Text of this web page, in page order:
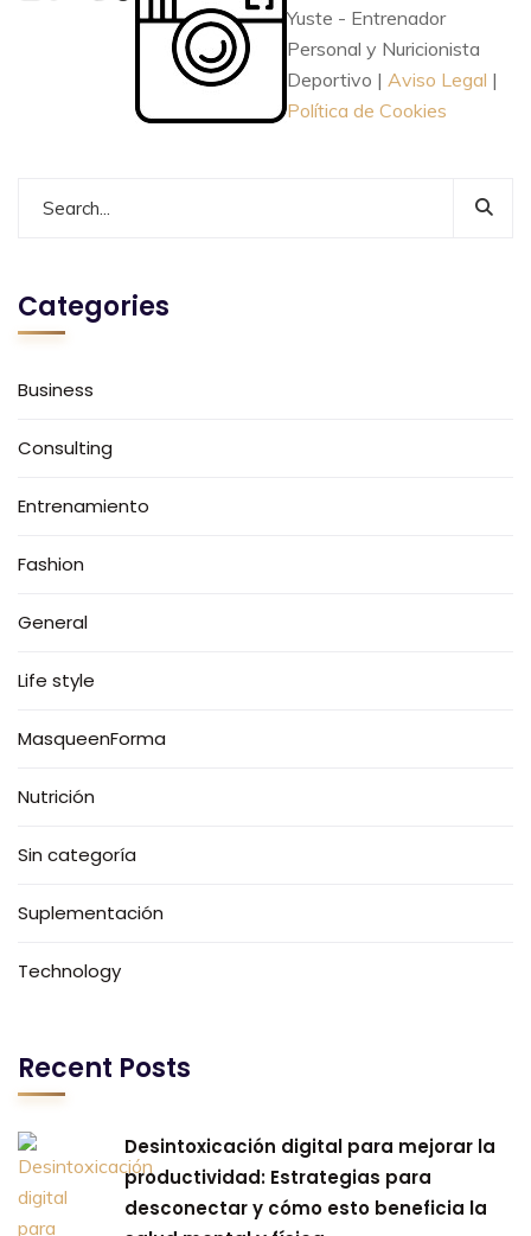
Yuste - Entrenador
Personal y Nuricionista
Deportivo | Aviso Legal |
Política de Cookies
Categories
Business
Consulting
Entrenamiento
Fashion
General
Life style
MasqueenForma
Nutrición
Sin categoría
Suplementación
Technology
Recent Posts
Desintoxicación digital para mejorar la
productividad: Estrategias para
desconectar y cómo esto beneficia la